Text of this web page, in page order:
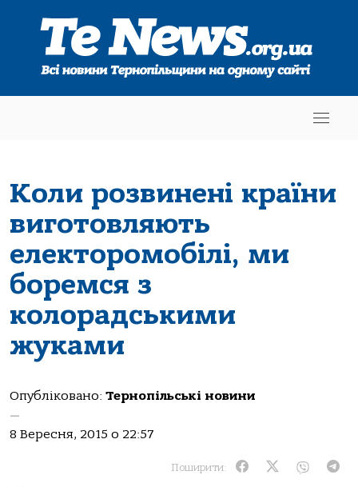
Коли розвинені країни
виготовляють
електоромобілі, ми
боремся з
колорадськими
жуками
Опубліковано: Тернопільські новини
—
8 Вересня, 2015 о 22:57
Поширити: